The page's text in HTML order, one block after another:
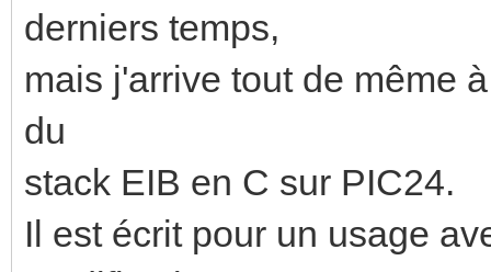
derniers temps,
mais j'arrive tout de même
du
stack EIB en C sur PIC24.
Il est écrit pour un usage